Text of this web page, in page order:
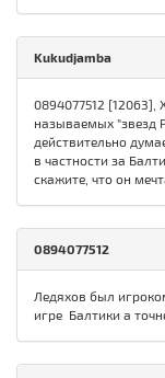
Kukudjamba
0894077512 [12063],
называемых "звезд
действительно
в частности за
скажите, что он
0894077512
Ледяхов был
игре Балтики а